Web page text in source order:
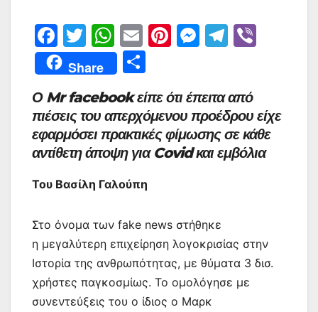
F
a
c
e
b
o
k
T
w
itt
er
W
h
at
s
A
p
E
m
ai
l
Pi
e
st
M
s
e
n
T
gr
a
m
Share
ρ
α
σ
τε
ίτ
ε
Ο Mr facebook είπε ότι έπειτα από
πιέσεις του απερχόμενου προέδρου είχε
εφαρμόσει πρακτικές φίμωσης σε κάθε
αντίθετη άποψη για Covid και εμβόλια
Του Βασίλη Γαλούπη
Στο όνομα των fake news στήθηκε
η μεγαλύτερη επιχείρηση λογοκρισίας στην
Ιστορία της ανθρωπότητας, με θύματα 3 δισ.
χρήστες παγκοσμίως. Το ομολόγησε με
συνεντεύξεις του ο ίδιος ο Μαρκ